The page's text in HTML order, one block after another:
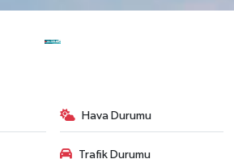
Hava Durumu
Trafik Durumu